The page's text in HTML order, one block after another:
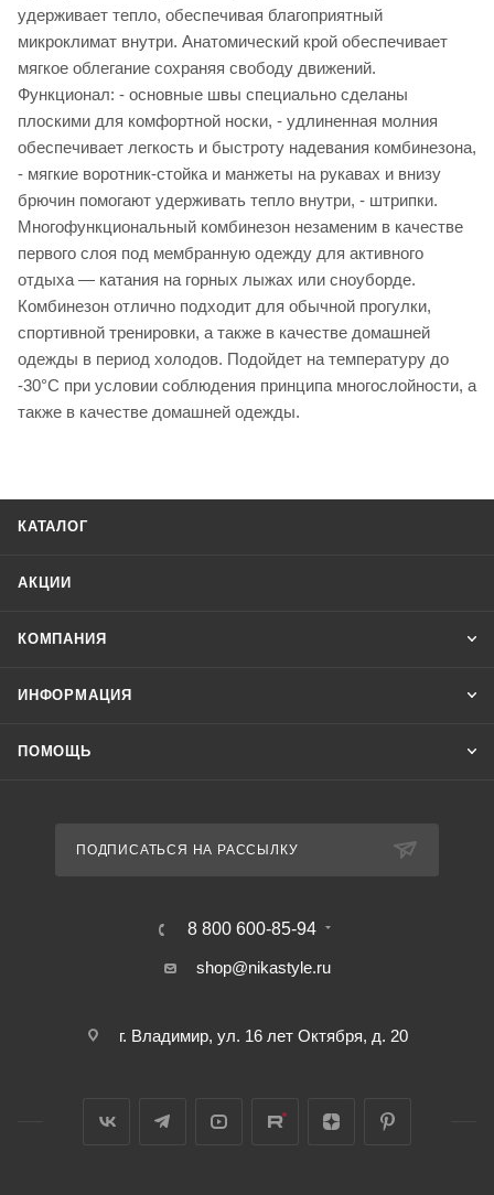
удерживает тепло, обеспечивая благоприятный
микроклимат внутри. Анатомический крой обеспечивает
мягкое облегание сохраняя свободу движений.
Функционал: - основные швы специально сделаны
плоскими для комфортной носки, - удлиненная молния
обеспечивает легкость и быстроту надевания комбинезона,
- мягкие воротник-стойка и манжеты на рукавах и внизу
брючин помогают удерживать тепло внутри, - штрипки.
Многофункциональный комбинезон незаменим в качестве
первого слоя под мембранную одежду для активного
отдыха — катания на горных лыжах или сноуборде.
Комбинезон отлично подходит для обычной прогулки,
спортивной тренировки, а также в качестве домашней
одежды в период холодов. Подойдет на температуру до
-30°С при условии соблюдения принципа многослойности, а
также в качестве домашней одежды.
КАТАЛОГ
АКЦИИ
КОМПАНИЯ
ИНФОРМАЦИЯ
ПОМОЩЬ
ПОДПИСАТЬСЯ НА РАССЫЛКУ
8 800 600-85-94
shop@nikastyle.ru
г. Владимир, ул. 16 лет Октября, д. 20